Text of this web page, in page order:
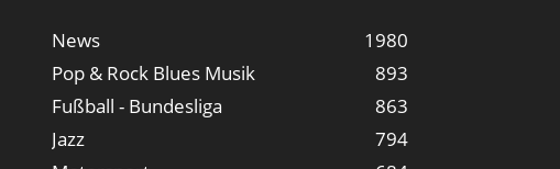
News
1980
Pop & Rock Blues Musik
893
Fußball - Bundesliga
863
Jazz
794